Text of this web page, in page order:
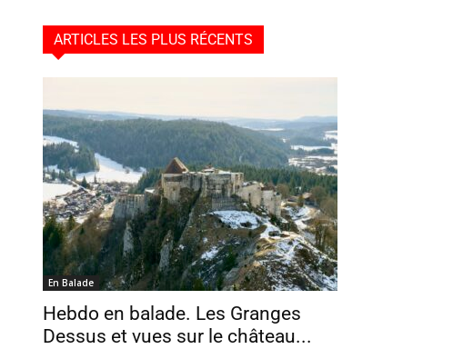
ARTICLES LES PLUS RÉCENTS
En Balade
Hebdo en balade. Les Granges
Dessus et vues sur le château...